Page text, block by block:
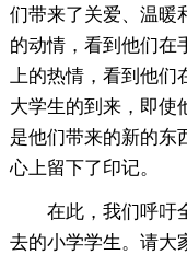
们带来了关爱、温暖
的动情，看到他们在
上的热情，看到他
大学生的到来，即使
是他们带来的新的东
心上留下了印记。
在此，我们呼吁
去的小学学生。请大